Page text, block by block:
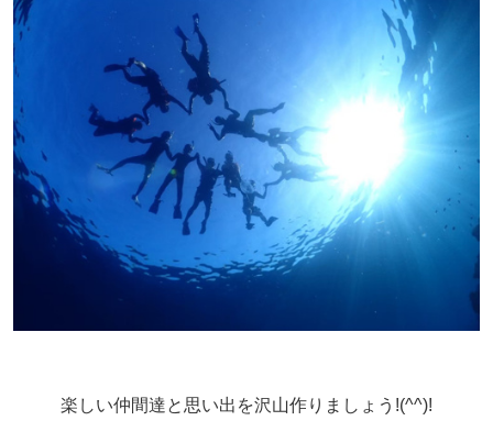
楽しい仲間達と思い出を沢山作りましょう!(^^)!